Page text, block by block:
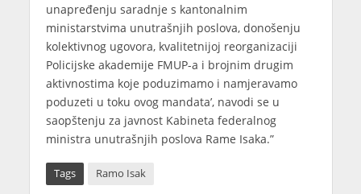
unapređenju saradnje s kantonalnim
ministarstvima unutrašnjih poslova, donošenju
kolektivnog ugovora, kvalitetnijoj reorganizaciji
Policijske akademije FMUP-a i brojnim drugim
aktivnostima koje poduzimamo i namjeravamo
poduzeti u toku ovog mandata’, navodi se u
saopštenju za javnost Kabineta federalnog
ministra unutrašnjih poslova Rame Isaka.”
Tags Ramo Isak